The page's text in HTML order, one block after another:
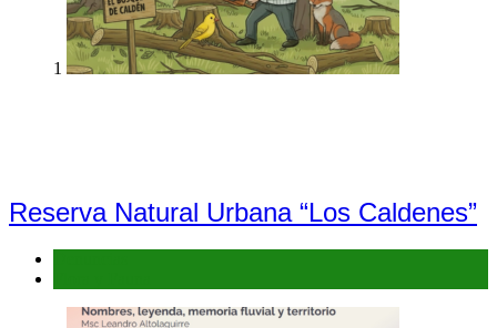
1
Reserva Natural Urbana “Los Caldenes”